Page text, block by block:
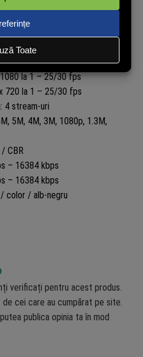
H.264
Smart H.264+
la 1 – 25/30 fps
la 1 – 25 fps / 704 x 480 la 1 –
la 1 – 25/30 fps
720 la 1 – 25/30 fps
4 stream-uri
5M, 4M, 3M, 1080p, 1.3M,
CBR
– 16384 kbps
– 16384 kbps
color / alb-negru
verificați pentru acest produs.
cei care au cumpărat pe site.
publica opinia ta în mod